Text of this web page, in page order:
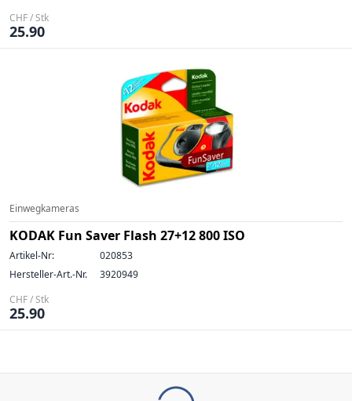
CHF / Stk
25.90
Einwegkameras
KODAK Fun Saver Flash 27+12 800 ISO
Artikel-Nr:
020853
Hersteller-Art.-Nr.
3920949
CHF / Stk
25.90